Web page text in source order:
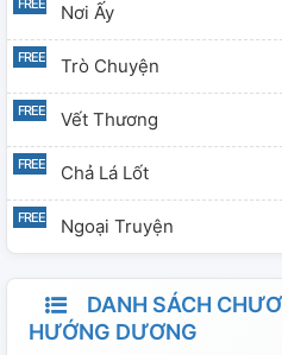
Nơi Ấy
Trò Chuyện
Vết Thương
Chả Lá Lốt
Ngoại Truyện
DANH SÁCH
HƯỚNG DƯƠNG